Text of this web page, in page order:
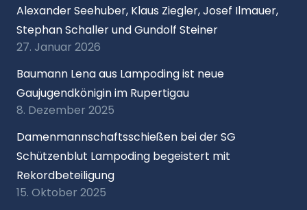
Alexander Seehuber, Klaus Ziegler, Josef Ilmauer,
Stephan Schaller und Gundolf Steiner
27. Januar 2026
Baumann Lena aus Lampoding ist neue
Gaujugendkönigin im Rupertigau
8. Dezember 2025
Damenmannschaftsschießen bei der SG
Schützenblut Lampoding begeistert mit
Rekordbeteiligung
15. Oktober 2025